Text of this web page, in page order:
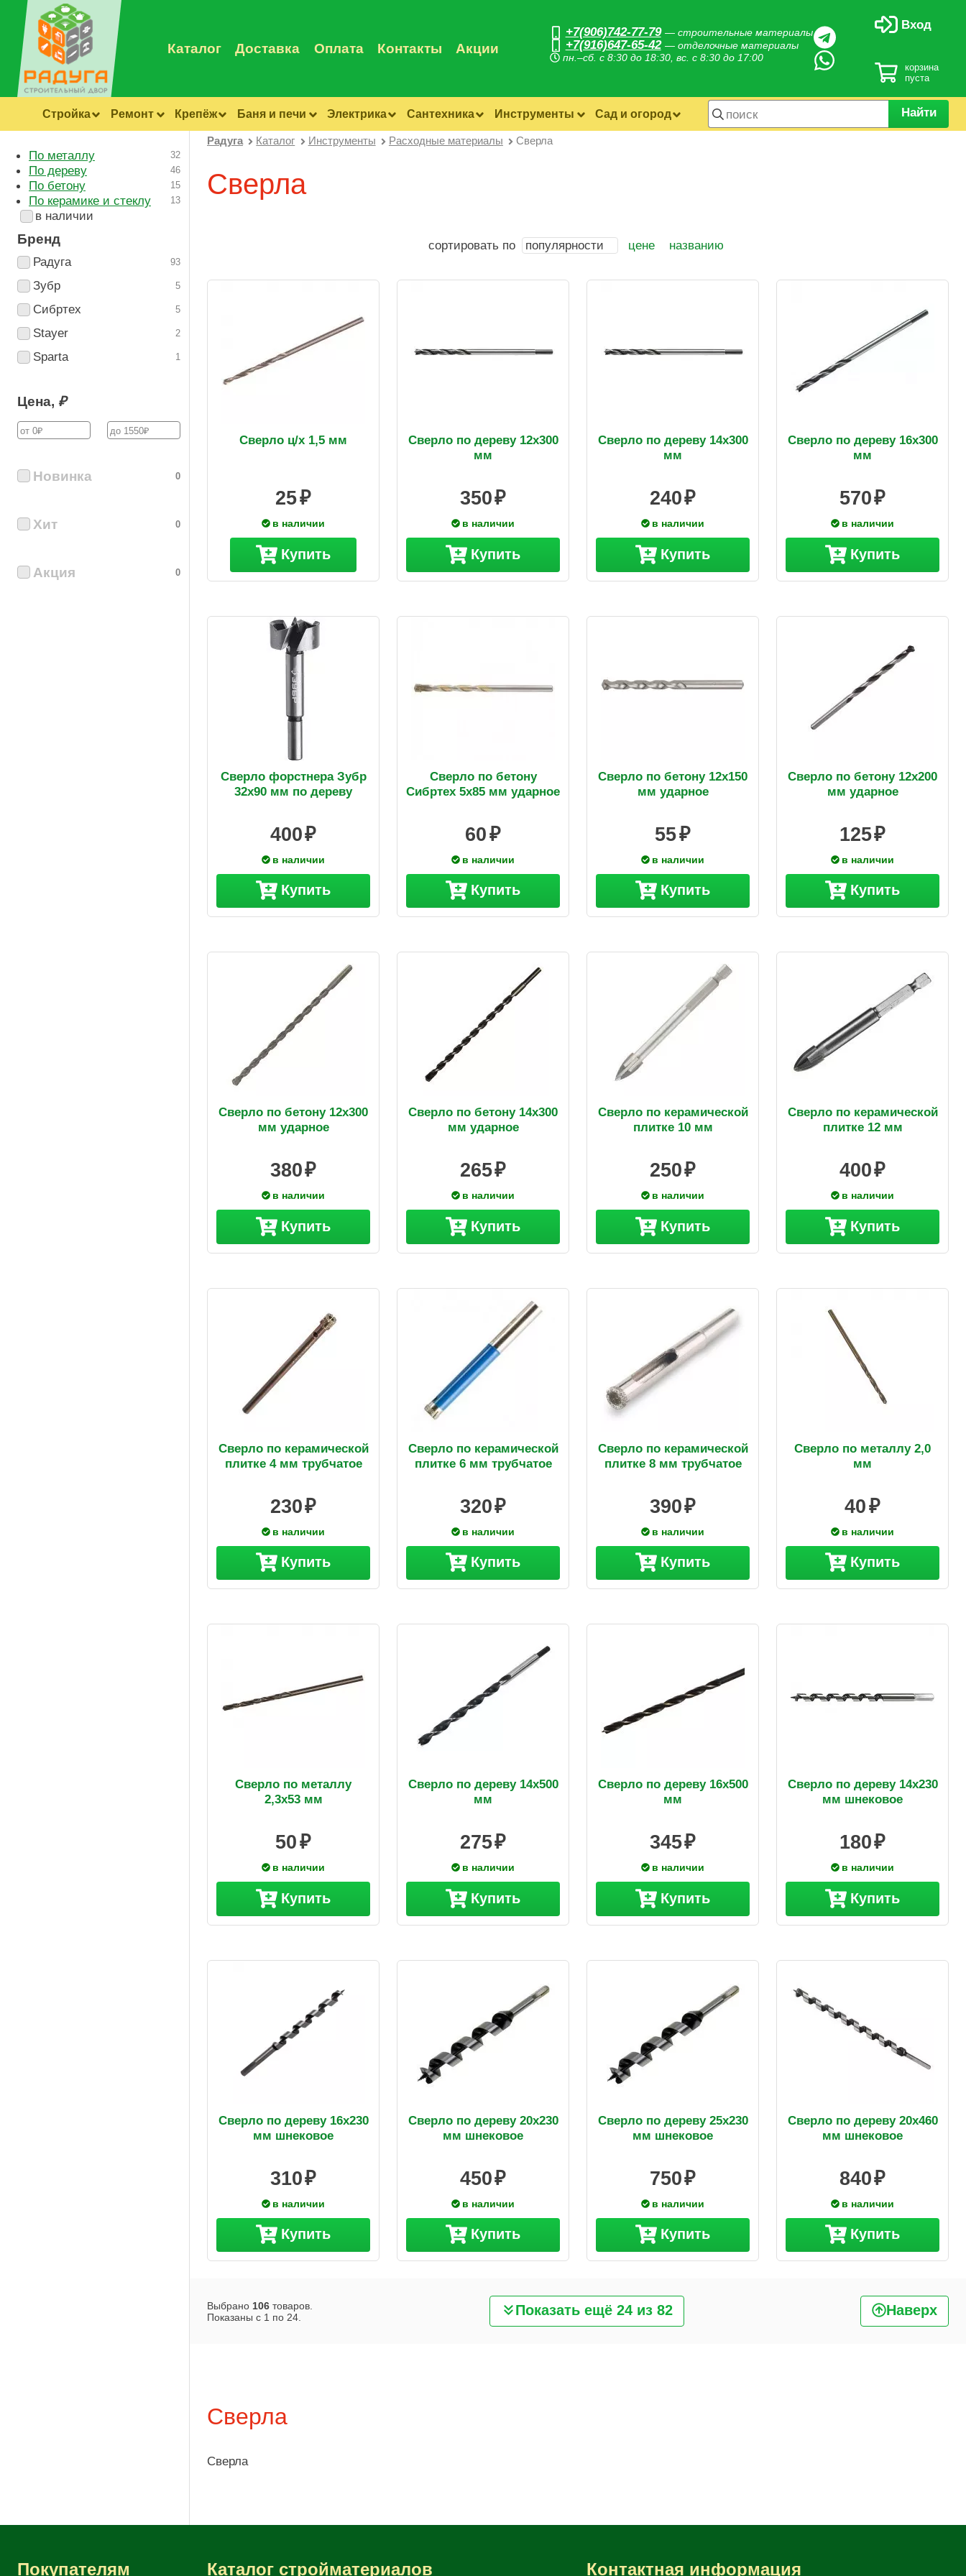
+7(906)742-77-79 — строительные материалы
+7(916)647-65-42 — отделочные материалы
пн.–сб. с 8:30 до 18:30, вс. с 8:30 до 17:00
Каталог Доставка Оплата Контакты Акции
Вход
корзина
пуста
Стройка Ремонт Крепёж Баня и печи Электрика Сантехника Инструменты Сад и огород Найти
Радуга Каталог Инструменты Расходные материалы Сверла
Сверла
сортировать по популярности цене названию
Сверло ц/х 1,5 мм
25
в наличии
Купить
Сверло по дереву 12х300
мм
350
в наличии
Купить
Сверло по дереву 14х300
мм
240
в наличии
Купить
Сверло по дереву 16х300
мм
570
в наличии
Купить
Сверло форстнера Зубр
32х90 мм по дереву
400
в наличии
Купить
Сверло по бетону
Сибртех 5х85 мм ударное
60
в наличии
Купить
Сверло по бетону 12х150
мм ударное
55
в наличии
Купить
Сверло по бетону 12х200
мм ударное
125
в наличии
Купить
Сверло по бетону 12х300
мм ударное
380
в наличии
Купить
Сверло по бетону 14х300
мм ударное
265
в наличии
Купить
Сверло по керамической
плитке 10 мм
250
в наличии
Купить
Сверло по керамической
плитке 12 мм
400
в наличии
Купить
Сверло по керамической
плитке 4 мм трубчатое
230
в наличии
Купить
Сверло по керамической
плитке 6 мм трубчатое
320
в наличии
Купить
Сверло по керамической
плитке 8 мм трубчатое
390
в наличии
Купить
Сверло по металлу 2,0
мм
40
в наличии
Купить
Сверло по металлу
2,3х53 мм
50
в наличии
Купить
Сверло по дереву 14х500
мм
275
в наличии
Купить
Сверло по дереву 16х500
мм
345
в наличии
Купить
Сверло по дереву 14х230
мм шнековое
180
в наличии
Купить
Сверло по дереву 16х230
мм шнековое
310
в наличии
Купить
Сверло по дереву 20х230
мм шнековое
450
в наличии
Купить
Сверло по дереву 25х230
мм шнековое
750
в наличии
Купить
Сверло по дереву 20х460
мм шнековое
840
в наличии
Купить
Выбрано 106 товаров.
Показаны с 1 по 24 Показать ещё 24 из 82 Наверх
Сверла
Сверла
По металлу 32
По дереву 46
По бетону 15
По керамике и стеклу 13
в наличии
Бренд
Радуга 93
Зубр 5
Сибртех 5
Stayer 2
Sparta 1
Цена, ₽
Новинка 0
Хит 0
Акция 0
Покупателям Каталог стройматериалов Контактная информация